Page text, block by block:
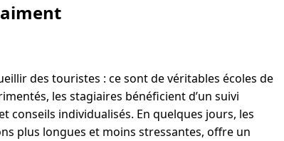
des touristes : ce sont de véritables écoles de
les stagiaires bénéficient d’un suivi
conseils individualisés. En quelques jours, les
plus longues et moins stressantes, offre un